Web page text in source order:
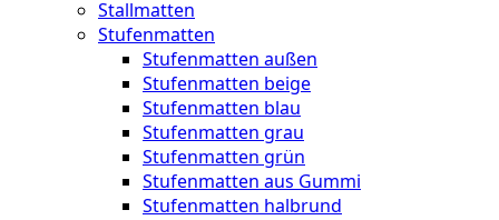
Stallmatten
Stufenmatten
Stufenmatten außen
Stufenmatten beige
Stufenmatten blau
Stufenmatten grau
Stufenmatten grün
Stufenmatten aus Gummi
Stufenmatten halbrund